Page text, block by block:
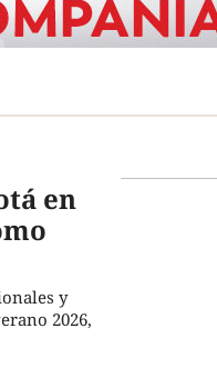
en
y
2026,